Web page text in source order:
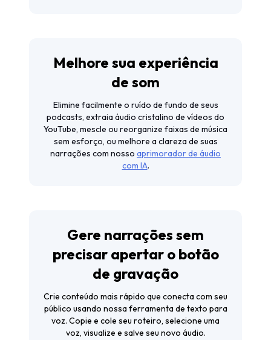
Melhore sua experiência
de som
Elimine facilmente o ruído de fundo de seus
podcasts, extraia áudio cristalino de vídeos do
YouTube, mescle ou reorganize faixas de música
sem esforço, ou melhore a clareza de suas
narrações com nosso aprimorador de áudio
com IA.
Gere narrações sem
precisar apertar o botão
de gravação
Crie conteúdo mais rápido que conecta com seu
público usando nossa ferramenta de texto para
voz. Copie e cole seu roteiro, selecione uma
voz, visualize e salve seu novo áudio.